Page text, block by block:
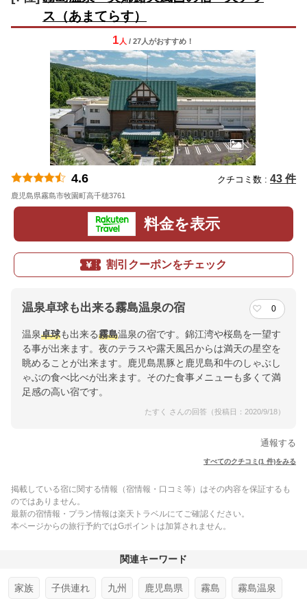
ス（あまてらす）
1 人 / 27人がおすすめ！
4.6 クチコミ数 : 43 件
鹿児島県霧島市牧園町高千穂3761
料金を表示
割引クーポンをチェック
温泉卓球も出来る霧島温泉の宿 0
温泉卓球も出来る霧島温泉の宿です。錦江湾や桜島を一望す
る事が出来ます。夜のテラスや露天風呂からは満天の星空を
眺めることが出来ます。鹿児島黒豚と鹿児島和牛のしゃぶし
ゃぶの食べ比べが出来ます。そのた食事メニューも多くて満
足感の高い宿です。
たすく さんの回答（投稿日：2020/9/18）
通報する
すべてのクチコミ(1 件)をみる
掲載している宿に関する情報（宿情報・口コミ等）はその内容を保証するも
のではありません。
最新の宿情報・プラン情報は楽天トラベルにてご確認ください。
本ページからの旅行予約ではGポイントは加算されません。
関連キーワード
家族 子供連れ 九州 鹿児島県 霧島 霧島温泉